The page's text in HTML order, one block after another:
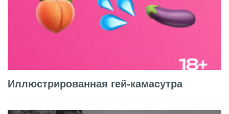
Иллюстрированная гей-камасутра